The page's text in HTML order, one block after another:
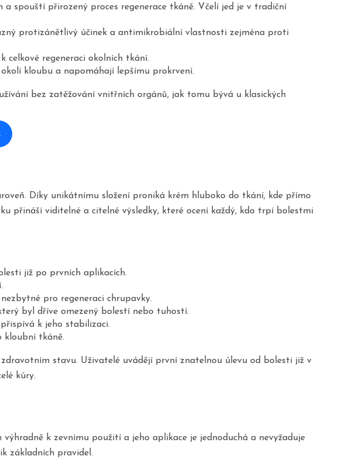
spouští přirozený proces regenerace tkáně. Včelí jed je v tradiční
protizánětlivý účinek a antimikrobiální vlastnosti zejména proti
regeneraci okolních tkání.
kloubu a napomáhají lepšímu prokrvení.
bez zatěžování vnitřních orgánů, jak tomu bývá u klasických
Díky unikátnímu složení proniká krém hluboko do tkání, kde přímo
přináší viditelné a citelné výsledky, které ocení každý, kdo trpí bolestmi
již po prvních aplikacích.
pro regeneraci chrupavky.
byl dříve omezený bolestí nebo tuhostí.
k jeho stabilizaci.
kloubní tkáně.
stavu. Uživatelé uvádějí první znatelnou úlevu od bolesti již v
kúry.
k zevnímu použití a jeho aplikace je jednoduchá a nevyžaduje
základních pravidel.